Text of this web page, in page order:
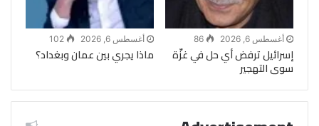
أغسطس 6, 2026 86
إسرائيل ترفض أي حل في غزّة
سوى التهجير
أغسطس 6, 2026 102
ماذا يجري بين عمان وبغداد؟